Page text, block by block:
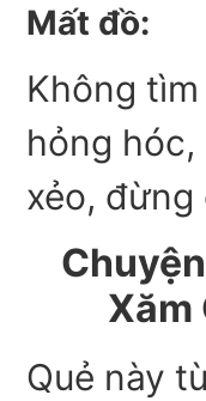
Mất đồ:
Không
hỏng hóc,
xẻo, đừng
Xăm
Quẻ này